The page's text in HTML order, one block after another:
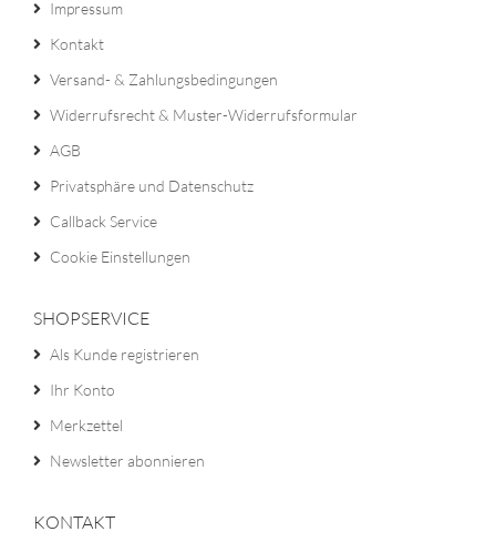
Impressum
Kontakt
Versand- & Zahlungsbedingungen
Widerrufsrecht & Muster-Widerrufsformular
AGB
Privatsphäre und Datenschutz
Callback Service
Cookie Einstellungen
SHOPSERVICE
Als Kunde registrieren
Ihr Konto
Merkzettel
Newsletter abonnieren
KONTAKT